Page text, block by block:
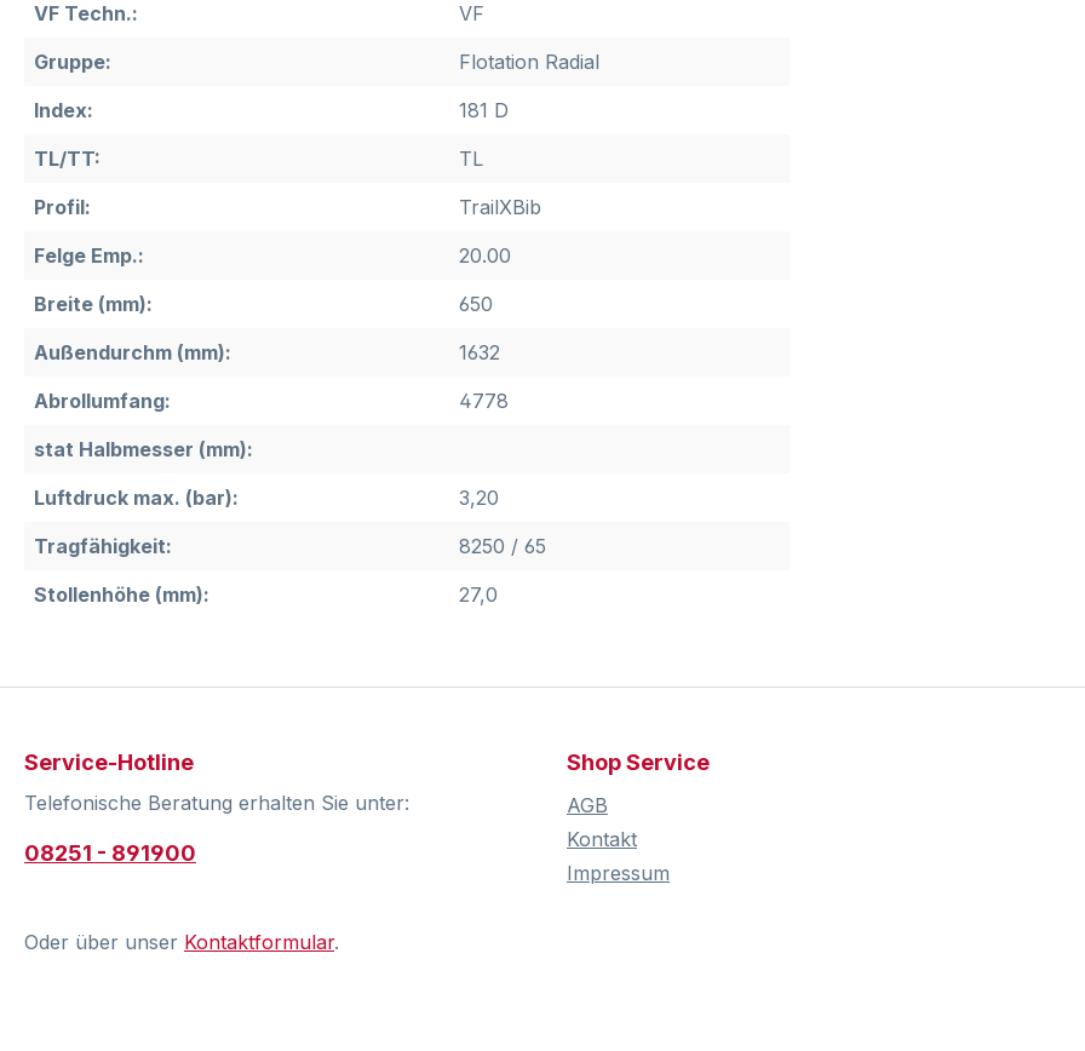
VF Techn.:
VF
Gruppe:
Flotation Radial
Index:
181 D
TL/TT:
TL
Profil:
TrailXBib
Felge Emp.:
20.00
Breite (mm):
650
Außendurchm (mm):
1632
Abrollumfang:
4778
stat Halbmesser (mm):
Luftdruck max. (bar):
3,20
Tragfähigkeit:
8250 / 65
Stollenhöhe (mm):
27,0
Service-Hotline
Telefonische Beratung erhalten Sie unter:
08251 - 891900
Oder über unser Kontaktformular.
Shop Service
AGB
Kontakt
Impressum